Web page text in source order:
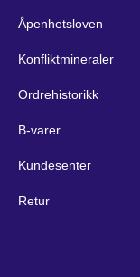
Åpenhetsloven
Konfliktmineraler
Ordrehistorikk
B-varer
Kundesenter
Retur